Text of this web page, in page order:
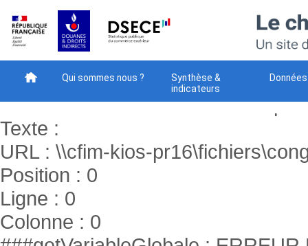
###getVariableGlobale :
XML
Une erreur d'analyse s'est
Code : -2147024843
Raison : Le chemin réseau n’a
Texte :
URL : \\cfim-kios-
Position : 0
Ligne : 0
Colonne : 0
Qui sommes nous ? Synthèse &
indicateurs
Données